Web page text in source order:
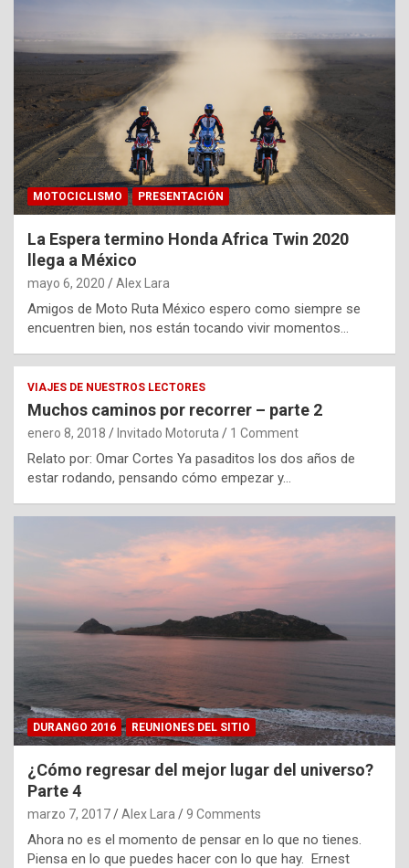
MOTOCICLISMO PRESENTACIÓN
La Espera termino Honda Africa Twin 2020
llega a México
mayo 6, 2020 Alex Lara
Amigos de Moto Ruta México espero como siempre se
encuentren bien, nos están tocando vivir momentos…
VIAJES DE NUESTROS LECTORES
Muchos caminos por recorrer – parte 2
enero 8, 2018 Invitado Motoruta 1 Comment
Relato por: Omar Cortes Ya pasaditos los dos años de
estar rodando, pensando cómo empezar y…
DURANGO 2016 REUNIONES DEL SITIO
¿Cómo regresar del mejor lugar del universo?
Parte 4
marzo 7, 2017 Alex Lara 9 Comments
Ahora no es el momento de pensar en lo que no tienes.
Piensa en lo que puedes hacer con lo que hay. Ernest